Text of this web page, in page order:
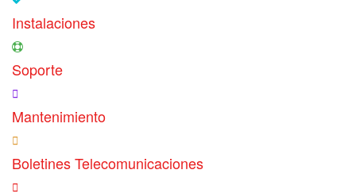
Instalaciones
Soporte
Mantenimiento
Boletines Telecomunicaciones